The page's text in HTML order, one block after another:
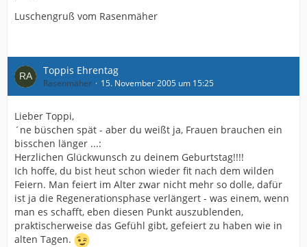
Luschengruß vom Rasenmäher
Toppis Ehrentag
Rasenmäher 15. November 2005 um 15:25
Lieber Toppi,
´ne büschen spät - aber du weißt ja, Frauen brauchen ein
bisschen länger ...:
Herzlichen Glückwunsch zu deinem Geburtstag!!!!
Ich hoffe, du bist heut schon wieder fit nach dem wilden
Feiern. Man feiert im Alter zwar nicht mehr so dolle, dafür
ist ja die Regenerationsphase verlängert - was einem, wenn
man es schafft, eben diesen Punkt auszublenden,
praktischerweise das Gefühl gibt, gefeiert zu haben wie in
alten Tagen.